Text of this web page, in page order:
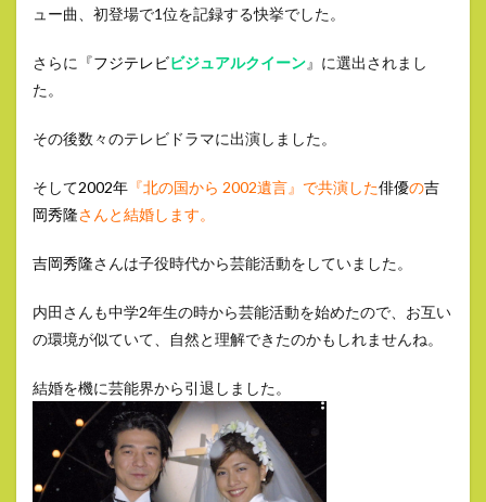
ュー曲、初登場で1位を記録する快挙でした。
さらに『フジテレビビジュアルクイーン』に選出されまし
た。
その後数々のテレビドラマに出演しました。
そして2002年 『北の国から 2002遺言』で共演した俳優の吉
岡秀隆さんと結婚します。
吉岡秀隆さんは子役時代から芸能活動をしていました。
内田さんも中学2年生の時から芸能活動を始めたので、お互い
の環境が似ていて、自然と理解できたのかもしれませんね。
結婚を機に芸能界から引退しました。